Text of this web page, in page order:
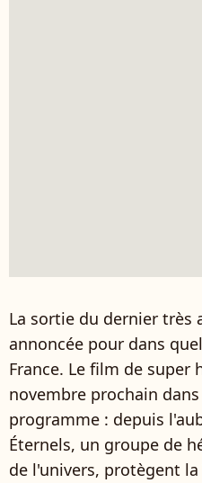
La sortie du dernier très
annoncée pour dans
France. Le film de super
novembre prochain
programme : depuis
Éternels, un groupe de
de l'univers, protègent la